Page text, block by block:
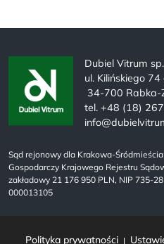
Dubiel Vitrum
ul. Kilińskiego 74
34-700 Rabka-
tel. +48 (18)
Sąd rejonowy dla Krakowa-
Gospodarczy Krajowego Rejestru
zakładowy 21 176 950 PLN, NIP 735-
000013105
Polityka prywatności